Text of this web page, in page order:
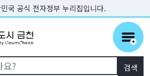
본문 바로가기
국 공식 전자정부 누리집입니다.